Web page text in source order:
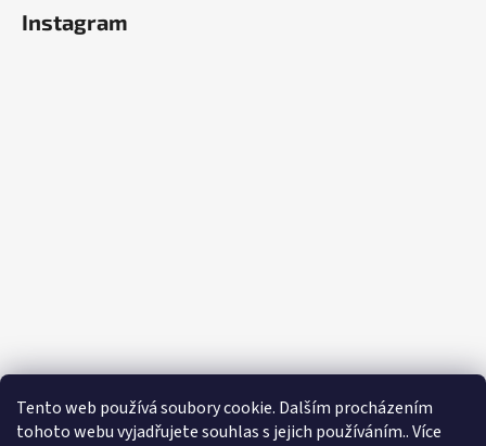
Tento web používá soubory cookie. Dalším procházením
tohoto webu vyjadřujete souhlas s jejich používáním.. Více
Instagram
Sledovat na Instagramu